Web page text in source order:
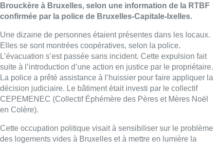
Brouckère à Bruxelles, selon une information de la RTBF
confirmée par la police de Bruxelles-Capitale-Ixelles.
Une dizaine de personnes étaient présentes dans les locaux.
Elles se sont montrées coopératives, selon la police.
L’évacuation s’est passée sans incident. Cette expulsion fait
suite à l’introduction d’une action en justice par le propriétaire.
La police a prêté assistance à l’huissier pour faire appliquer la
décision judiciaire. Le bâtiment était investi par le collectif
CEPEMENEC (Collectif Éphémère des Pères et Mères Noël
en Colère).
Cette occupation politique visait à sensibiliser sur le problème
des logements vides à Bruxelles et à mettre en lumière la